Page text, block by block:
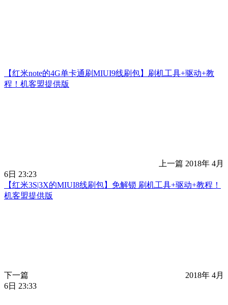
【红米note的4G单卡通刷MIUI9线刷包】刷机工具+驱动+教
程！机客盟提供版
上一篇 2018年 4月
6日 23:23
【红米3S|3X的MIUI8线刷包】免解锁 刷机工具+驱动+教程！
机客盟提供版
下一篇
2018年 4月
6日 23:33